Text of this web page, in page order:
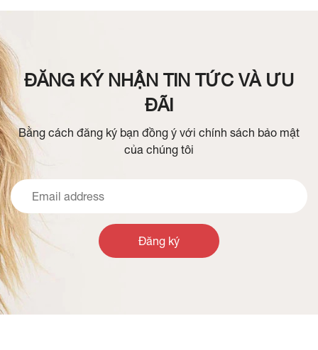
ĐĂNG KÝ NHẬN TIN TỨC VÀ ƯU
ĐÃI
Bằng cách đăng ký bạn đồng ý với chính sách bảo mật
của chúng tôi
Đăng ký